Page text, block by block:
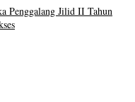
Penggalang Jilid II Tahun